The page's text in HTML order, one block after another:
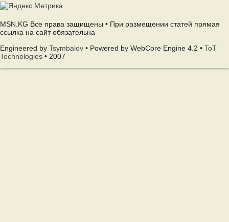
MSN.KG Все права защищены • При размещении статей прямая
ссылка на сайт обязательна
Engineered by Tsymbalov • Powered by WebCore Engine 4.2 • ToT
Technologies • 2007